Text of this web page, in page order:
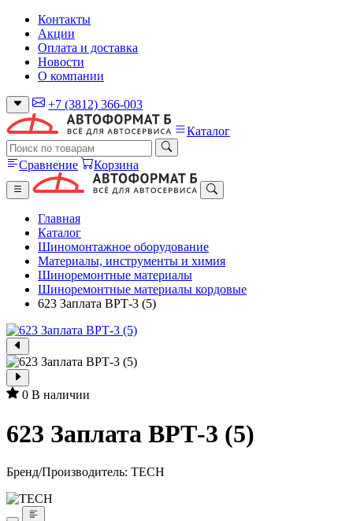
Контакты
Акции
Оплата и доставка
Новости
О компании
+7 (3812) 366-003
Каталог
Сравнение Корзина
Главная
Каталог
Шиномонтажное оборудование
Материалы, инструменты и химия
Шиноремонтные материалы
Шиноремонтные материалы кордовые
623 Заплата ВРТ-3 (5)
0 В наличии
623 Заплата ВРТ-3 (5)
Бренд/Производитель: TECH